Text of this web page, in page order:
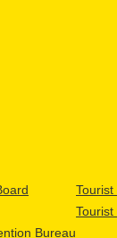
Bureau
Tourist